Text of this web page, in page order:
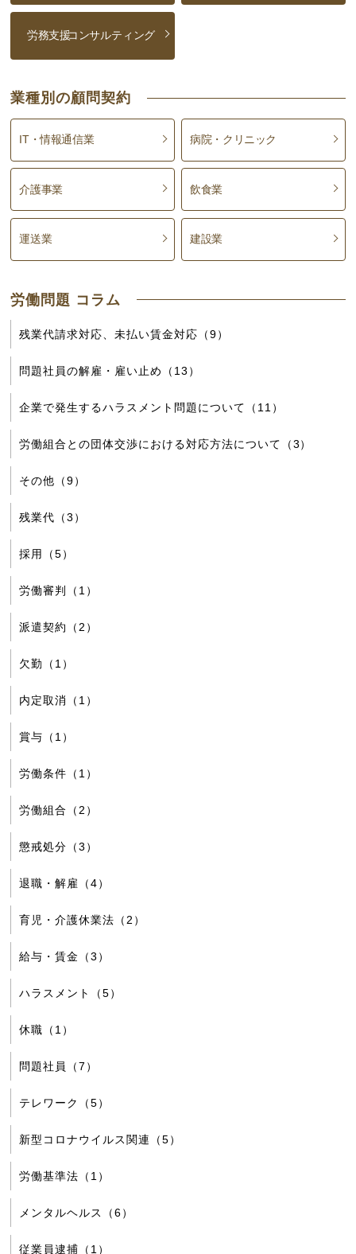
労務支援コンサルティング
業種別の顧問契約
IT・情報通信業 病院・クリニック
介護事業 飲食業
運送業 建設業
労働問題 コラム
残業代請求対応、未払い賃金対応（9）
問題社員の解雇・雇い止め（13）
企業で発生するハラスメント問題について（11）
労働組合との団体交渉における対応方法について（3）
その他（9）
残業代（3）
採用（5）
労働審判（1）
派遣契約（2）
欠勤（1）
内定取消（1）
賞与（1）
労働条件（1）
労働組合（2）
懲戒処分（3）
退職・解雇（4）
育児・介護休業法（2）
給与・賃金（3）
ハラスメント（5）
休職（1）
問題社員（7）
テレワーク（5）
新型コロナウイルス関連（5）
労働基準法（1）
メンタルヘルス（6）
従業員逮捕（1）